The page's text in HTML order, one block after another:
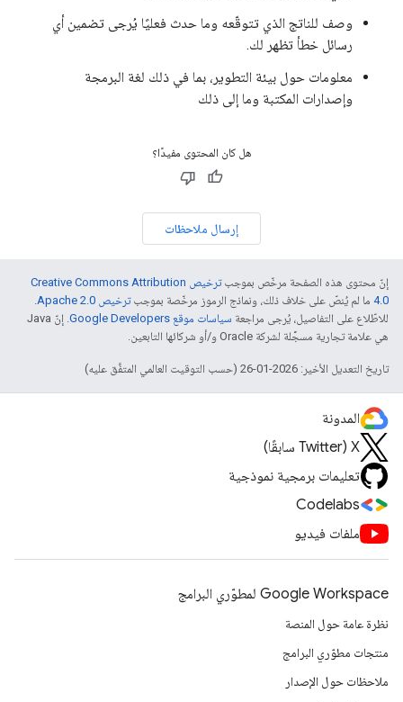
وصف للناتج الذي تتوقّعه وما حدث فعليًا يُرجى تضمين أي
رسائل خطأ تظهر لك.
معلومات حول بيئة التطوير، بما في ذلك لغة البرمجة
وإصدارات المكتبة وما إلى ذلك
هل كان المحتوى مفيدًا؟
إرسال ملاحظات
إنّ محتوى هذه الصفحة مرخّص بموجب
ترخيص Creative Commons Attribution
4.0‏ ما لم يُنصّ على خلاف ذلك، ونماذج الرموز مرخّصة بموجبترخيص Apache 2.0‏
.
للاطّلاع على التفاصيل، يُرجى مراجعة سياسات موقع Google Developers‏
. إنّ Java
هي علامة تجارية مسجَّلة لشركة Oracle و/أو شركائها التابعين.
تاريخ التعديل الأخير: 2026-01-26 (حسب التوقيت العالمي المتفَّق عليه)
المدونة
‫X ‏(Twitter سابقًا)
تعليمات برمجية نموذجية
Codelabs
ملفات فيديو
Google Workspace لمطوّري البرامج
نظرة عامة حول المنصة
منتجات مطوّري البرامج
ملاحظات حول الإصدار